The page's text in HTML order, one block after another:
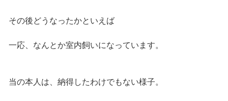
その後どうなったかといえば
一応、なんとか室内飼いになっています。
当の本人は、納得したわけでもない様子。